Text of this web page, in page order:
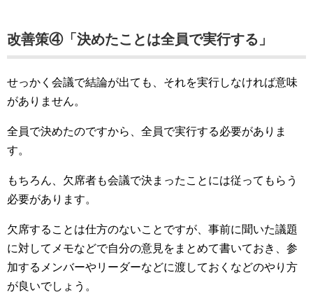
改善策④「決めたことは全員で実行する」
せっかく会議で結論が出ても、それを実行しなければ意味
がありません。
全員で決めたのですから、全員で実行する必要がありま
す。
もちろん、欠席者も会議で決まったことには従ってもらう
必要があります。
欠席することは仕方のないことですが、事前に聞いた議題
に対してメモなどで自分の意見をまとめて書いておき、参
加するメンバーやリーダーなどに渡しておくなどのやり方
が良いでしょう。